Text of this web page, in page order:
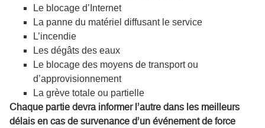
Le blocage d’Internet
La panne du matériel diffusant le service
L’incendie
Les dégâts des eaux
Le blocage des moyens de transport ou
d’approvisionnement
La grève totale ou partielle
Chaque partie devra informer l’autre dans les meilleurs
délais en cas de survenance d’un événement de force